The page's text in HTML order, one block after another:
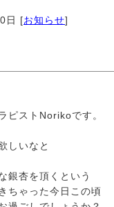
日 [お知らせ]
ピストNorikoです。
しいなと
銀杏を頂くという
ちゃった今日この頃